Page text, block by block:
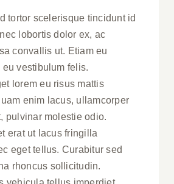
tortor scelerisque tincidunt id
lobortis dolor ex, ac
convallis ut. Etiam eu
vestibulum felis.
lorem eu risus mattis
enim lacus, ullamcorper
pulvinar molestie odio.
erat ut lacus fringilla
eget tellus. Curabitur sed
rhoncus sollicitudin.